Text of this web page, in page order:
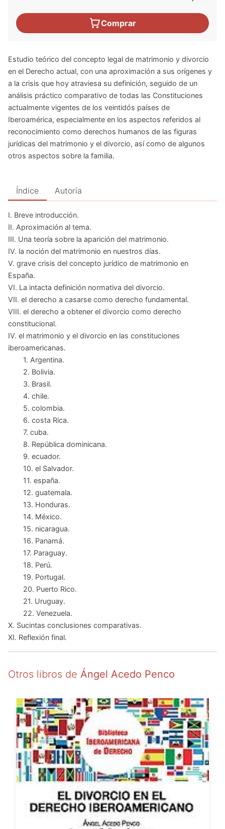
Comprar
Estudio teórico del concepto legal de matrimonio y divorcio
en el Derecho actual, con una aproximación a sus orígenes y
a la crisis que hoy atraviesa su definición, seguido de un
análisis práctico comparativo de todas las Constituciones
actualmente vigentes de los veintidós países de
Iberoamérica, especialmente en los aspectos referidos al
reconocimiento como derechos humanos de las figuras
jurídicas del matrimonio y el divorcio, así como de algunos
otros aspectos sobre la familia.
Índice Autoría
I. Breve introducción.
II. Aproximación al tema.
III. Una teoría sobre la aparición del matrimonio.
IV. la noción del matrimonio en nuestros días.
V. grave crisis del concepto jurídico de matrimonio en
España.
VI. La intacta definición normativa del divorcio.
VII. el derecho a casarse como derecho fundamental.
VIII. el derecho a obtener el divorcio como derecho
constitucional.
IV. el matrimonio y el divorcio en las constituciones
iberoamericanas.
1. Argentina.
2. Bolivia.
3. Brasil.
4. chile.
5. colombia.
6. costa Rica.
7. cuba.
8. República dominicana.
9. ecuador.
10. el Salvador.
11. españa.
12. guatemala.
13. Honduras.
14. México.
15. nicaragua.
16. Panamá.
17. Paraguay.
18. Perú.
19. Portugal.
20. Puerto Rico.
21. Uruguay.
22. Venezuela.
X. Sucintas conclusiones comparativas.
XI. Reflexión final.
Otros libros de Ángel Acedo Penco